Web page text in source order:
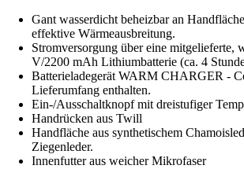
Gant wasserdicht beheizbar an
effektive Wärmeausbreitung.
Stromversorgung über eine mitgelieferte,
V/2200 mAh Lithiumbatterie (ca. 4
Batterieladegerät WARM CHARGER -
Lieferumfang enthalten.
Ein-/Ausschaltknopf mit dreistufiger
Handrücken aus Twill
Handfläche aus synthetischem
Ziegenleder.
Innenfutter aus weicher Mikrofaser